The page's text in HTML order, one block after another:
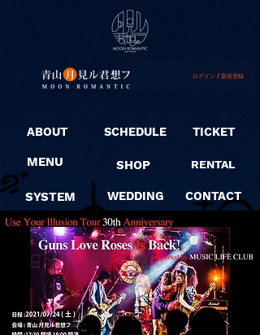
ログイン / 新規登録
ABOUT
MENU
SYSTEM
SCHEDULE
SHOP
WEDDING
TICKET
RENTAL
CONTACT